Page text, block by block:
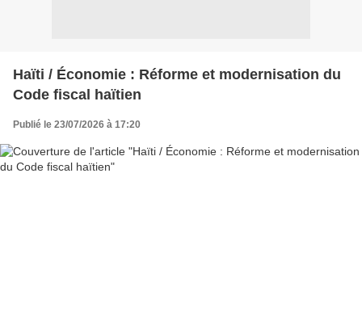
Haïti / Économie : Réforme et modernisation du
Code fiscal haïtien
Publié le 23/07/2026 à 17:20